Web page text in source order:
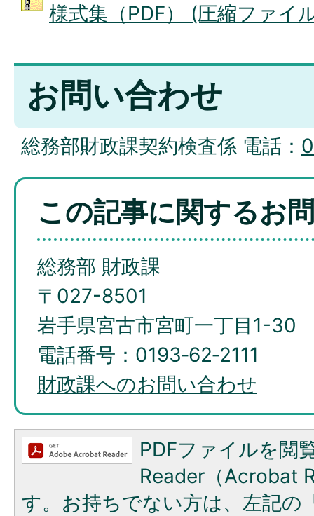
様式集（PDF） (圧縮ファイ
お問い合わせ
総務部財政課契約検査係 電話：
この記事に関するお
総務部 財政課
〒027-8501
岩手県宮古市宮町一丁目1-30
電話番号：0193‐62‐2111
財政課へのお問い合わせ
PDFファイルを閲
Reader（Acrobat
す。お持ちでない方は、左記の